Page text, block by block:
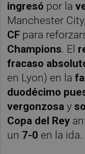
ingresó por la
Manchester
CF para
Champions. El
fracaso
en Lyon) en la
duodécimo
vergonzosay
Copa del Rey
un 7-0 en la ida.